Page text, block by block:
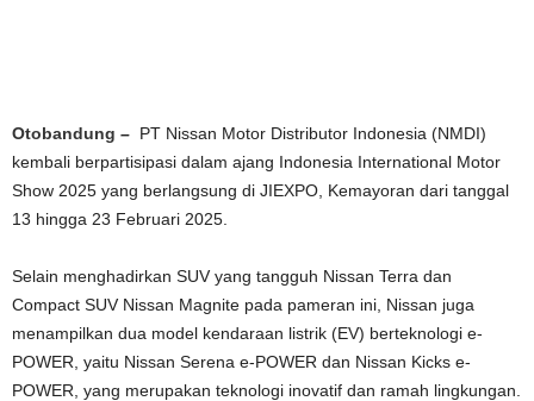
Otobandung – PT Nissan Motor Distributor Indonesia (NMDI)
kembali berpartisipasi dalam ajang Indonesia International Motor
Show 2025 yang berlangsung di JIEXPO, Kemayoran dari tanggal
13 hingga 23 Februari 2025.
Selain menghadirkan SUV yang tangguh Nissan Terra dan
Compact SUV Nissan Magnite pada pameran ini, Nissan juga
menampilkan dua model kendaraan listrik (EV) berteknologi e-
POWER, yaitu Nissan Serena e-POWER dan Nissan Kicks e-
POWER, yang merupakan teknologi inovatif dan ramah lingkungan.